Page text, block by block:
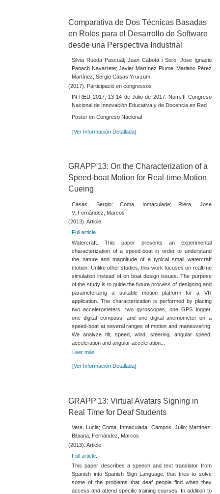
Comparativa de Dos Técnicas Basadas
en Roles para el Desarrollo de Software
desde una Perspectiva Industrial
Silvia Rueda Pascual; Juan Cabotá i Soro; Jose Ignacio
Panach Navarrete; Javier Martínez Plume; Mariano Pérez
Martínez; Sergio Casas Yrurzum.
(2017). Participació en congressos
IN-RED 2017, 13-14 de Julio de 2017. Num.III Congreso
Nacional de Innovación Educativa y de Docencia en Red
Poster en Congreso Nacional
[Ver Información Detallada]
GRAPP'13: On the Characterization of a
Speed-boat Motion for Real-time Motion
Cueing
Casas, Sergio; Coma, Inmaculada; Riera, Jose
V.;Fernández, Marcos
(2013). Article
Full article.
Watercraft. This paper presents an experimental
characterization of a speed-boat in order to understand
the nature and magnitude of a typical small watercraft
motion. Unlike other studies, this work focuses on realtime
simulation instead of on boat design issues. The purpose
of the study is to guide the future process of designing and
parameterizing a suitable motion platform for a VR
application. The characterization is performed by placing
two accelerometers, two gyroscopes, one GPS logger,
one digital compass, and one digital anemometer on a
speed-boat at several ranges of motion and maneuvering.
We analyze tilt, speed, wind, steering, angular speed,
acceleration and angular acceleration...
Leer más
[Ver Información Detallada]
GRAPP'13: Virtual Avatars Signing in
Real Time for Deaf Students
Vera, Lucia; Coma, Inmaculada; Campos, Julio; Martínez,
Bibiana; Fernández, Marcos
(2013). Article
Full article
This paper describes a speech and text translator from
Spanish into Spanish Sign Language, that tries to solve
some of the problems that deaf people find when they
access and attend specific training courses. In addition to